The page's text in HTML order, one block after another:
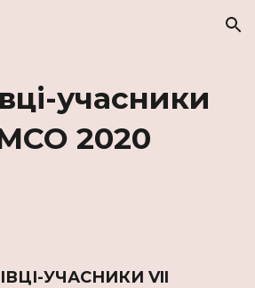
Skip to navigation
учасники
2020
УЧАСНИКИ VII